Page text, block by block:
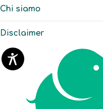
Chi siamo
Disclaimer